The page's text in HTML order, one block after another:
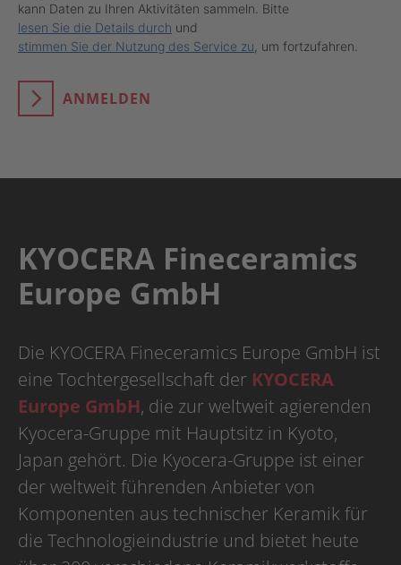
KYOCERA Fineceramics
Europe GmbH
Die KYOCERA Fineceramics Europe GmbH ist
eine Tochtergesellschaft der KYOCERA
Europe GmbH, die zur weltweit agierenden
Kyocera-Gruppe mit Hauptsitz in Kyoto,
Japan gehört. Die Kyocera-Gruppe ist einer
der weltweit führenden Anbieter von
Komponenten aus technischer Keramik für
die Technologieindustrie und bietet heute
kann Daten zu Ihren Aktivitäten sammeln. Bitte
lesen Sie die Details durch und
stimmen Sie der Nutzung des Service zu , um fortzufahren.
ANMELDEN